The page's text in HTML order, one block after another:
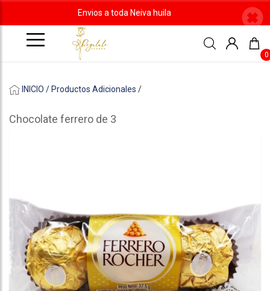
Envios a toda Neiva huila
0
INICIO / Productos Adicionales /
Chocolate ferrero de 3